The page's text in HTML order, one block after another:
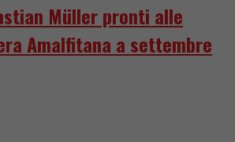
Müller pronti alle
Amalfitana a settembre